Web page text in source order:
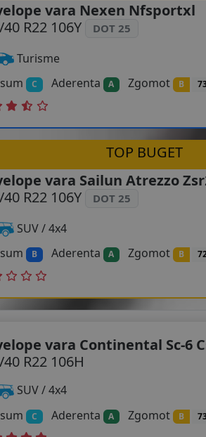
vara Nexen Nfsportxl
R22 106Y
DOT 25
Turisme
C Aderenta A Zgomot B
TOP BUGET
vara Sailun Atrezzo
R22 106Y
DOT 25
SUV / 4x4
B Aderenta A Zgomot B
vara Continental Sc-6
R22 106H
SUV / 4x4
C Aderenta A Zgomot B